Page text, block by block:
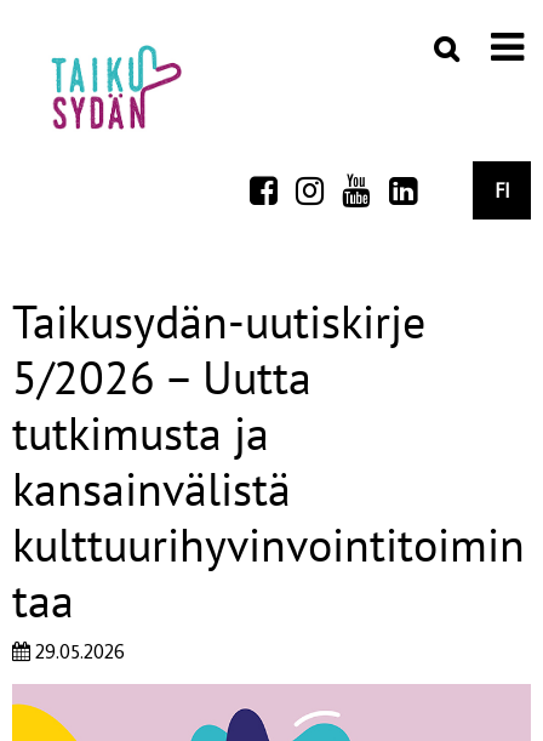
FI
Taikusydän-uutiskirje
5/2026 – Uutta
tutkimusta ja
kansainvälistä
kulttuurihyvinvointitoimin
taa
29.05.2026